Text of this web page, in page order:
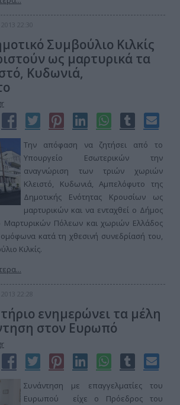
22:30
Συμβούλιο Κιλκίς
ως μαρτυρικά τα
Κυδωνιά,
Την απόφαση να ζητήσει από το
Υπουργείο Εσωτερικών την
αναγνώριση των τριών χωριών
Κλειστό, Κυδωνιά, Αμπελόφυτο της
Δημοτικής Ενότητας Κρουσίων ως
μαρτυρικών και να ενταχθεί ο Δήμος
Μαρτυρικών Πόλεων και χωριών Ελλάδος
κατά τη χθεσινή συνεδρίασή του,
Κιλκίς.
22:28
ενημερώνει τα μέλη
στον Ευρωπό
Συνάντηση με επαγγελματίες του
Ευρωπού είχε ο Πρόεδρος του